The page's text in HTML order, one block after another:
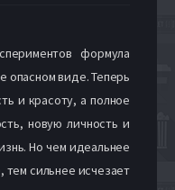
формула
опасном виде. Теперь
и красоту, а полное
новую личность и
Но чем идеальнее
тем сильнее исчезает